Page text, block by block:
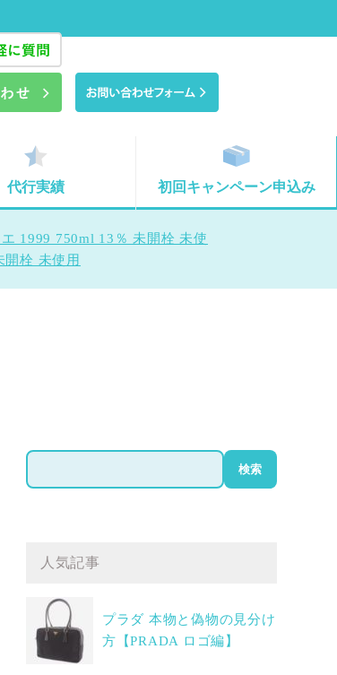
代行実績 初回キャンペーン申込み
1999 750ml 13％ 未開栓 未使
栓 未使用
検
索
検索
人気記事
プラダ 本物と偽物の見分け
方【PRADA ロゴ編】